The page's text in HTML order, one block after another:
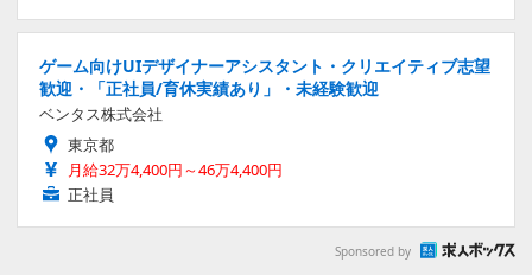
ゲーム向けUIデザイナーアシスタント・クリエイティブ志望
歓迎・「正社員/育休実績あり」・未経験歓迎
ベンタス株式会社
東京都
月給32万4,400円～46万4,400円
正社員
Sponsored by